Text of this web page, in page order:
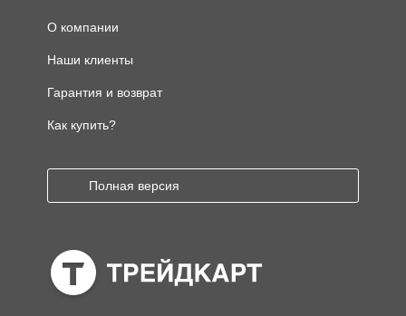
О компании
Наши клиенты
Гарантия и возврат
Как купить?
Полная версия